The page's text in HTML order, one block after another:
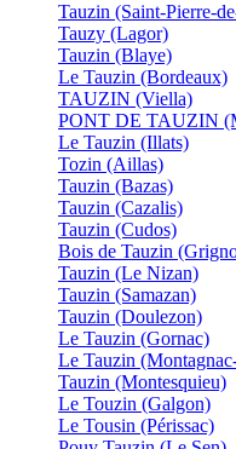
Tauzin (Saint-Pierre-
Tauzy (Lagor)
Tauzin (Blaye)
Le Tauzin (Bordeaux)
TAUZIN (Viella)
PONT DE TAUZIN
Le Tauzin (Illats)
Tozin (Aillas)
Tauzin (Bazas)
Tauzin (Cazalis)
Tauzin (Cudos)
Bois de Tauzin
Tauzin (Le Nizan)
Tauzin (Samazan)
Tauzin (Doulezon)
Le Tauzin (Gornac)
Le Tauzin
Tauzin (Montesquieu)
Le Touzin (Galgon)
Le Tousin (Périssac)